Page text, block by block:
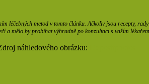
metod v tomto článku. Ačkoliv jsou recepty,
a mělo by probíhat výhradně po konzultaci s vaším lékařem.
náhledového obrázku: